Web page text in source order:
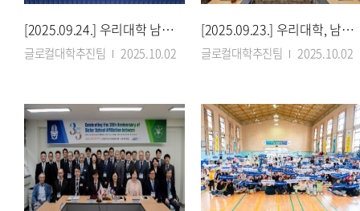
[2025.09.24.] 우리대학 남원글로컬캠퍼스, 4자 협약으로 본격 궤도
글로컬대학추진팀 2025.10.02
[2025.09.23.] 우리대학, 남원시가족센터와 한국어학당 설립 협력
글로컬대학추진팀 2025.10.02